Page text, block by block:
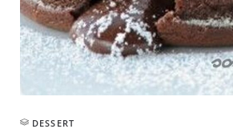
DESSERT